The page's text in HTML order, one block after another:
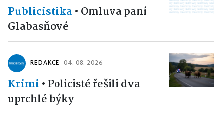
Publicistika• Omluva paní
Glabasňové
REDAKCE 04. 08. 2026
Krimi • Policisté řešili dva
uprchlé býky